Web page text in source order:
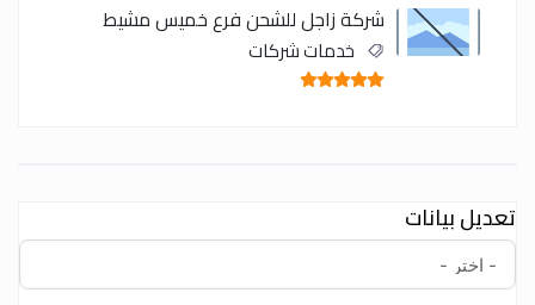
شركة زاجل للشحن فرع خميس مشيط
خدمات شركات
تعديل بيانات